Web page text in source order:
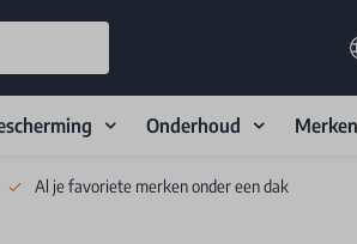
Onderhoud Merken
Al je favoriete merken onder een dak